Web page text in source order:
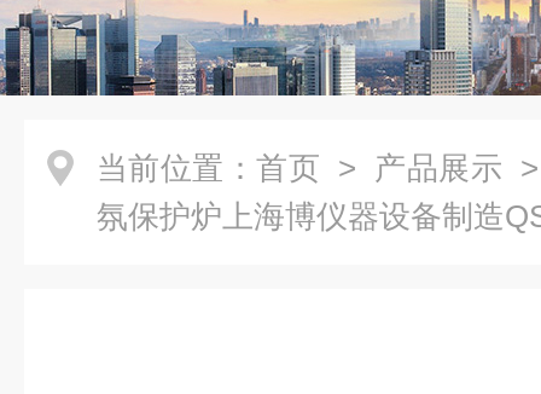
当前位置： 首页 > 产品展示
氛保护炉上海博仪器设备制造